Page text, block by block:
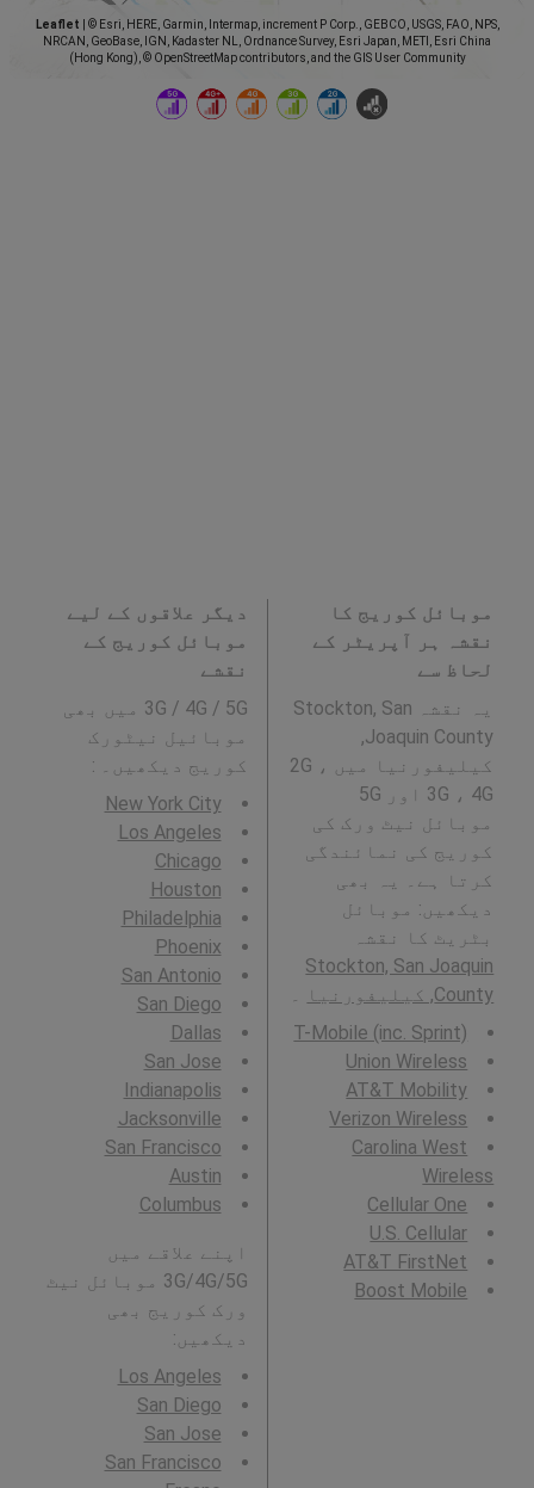
Leaflet
© Esri, HERE, Garmin, Intermap, increment P Corp., GEBCO, USGS, FAO, NPS,
NRCAN, GeoBase, IGN, Kadaster NL, Ordnance Survey, Esri Japan, METI, Esri China
(Hong Kong), © OpenStreetMap contributors, and the GIS User Community
موبائل کوریج کا
نقشہ ہر آپریٹر کے
لحاظ سے
یہ نقشہ Stockton, San
Joaquin County,
کیلیفورنیا میں 2G ،
3G ، 4G اور 5G
موبائل نیٹ ورک کی
کوریج کی نمائندگی
کرتا ہے۔ یہ بھی
دیکھیں: موبائل
بٹریٹ کا نقشہ
Stockton, San Joaquin
County, کیلیفورنیا
۔
T-Mobile (inc. Sprint)
Union Wireless
AT&T Mobility
Verizon Wireless
Carolina West
Wireless
Cellular One
U.S. Cellular
AT&T FirstNet
Boost Mobile
دیگر علاقوں کے لیے
موبائل کوریج کے
نقشے
3G / 4G / 5G میں بھی
موبائیل نیٹورک
کوریج دیکھیں۔ :
New York City
Los Angeles
Chicago
Houston
Philadelphia
Phoenix
San Antonio
San Diego
Dallas
San Jose
Indianapolis
Jacksonville
San Francisco
Austin
Columbus
اپنے علاقے میں
3G/4G/5G موبائل نیٹ
ورک کوریج بھی
دیکھیں:
Los Angeles
San Diego
San Jose
San Francisco